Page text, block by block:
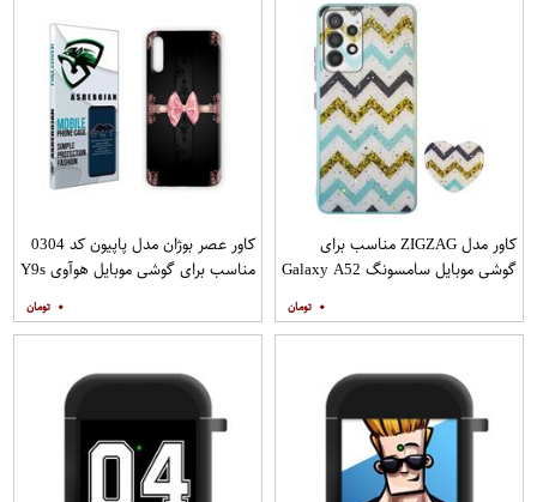
کاور مدل ZIGZAG مناسب برای
گوشی موبایل سامسونگ Galaxy A52
۰
کاور عصر بوژان مدل پاپیون کد 0304
مناسب برای گوشی موبایل هوآوی Y9s
۰